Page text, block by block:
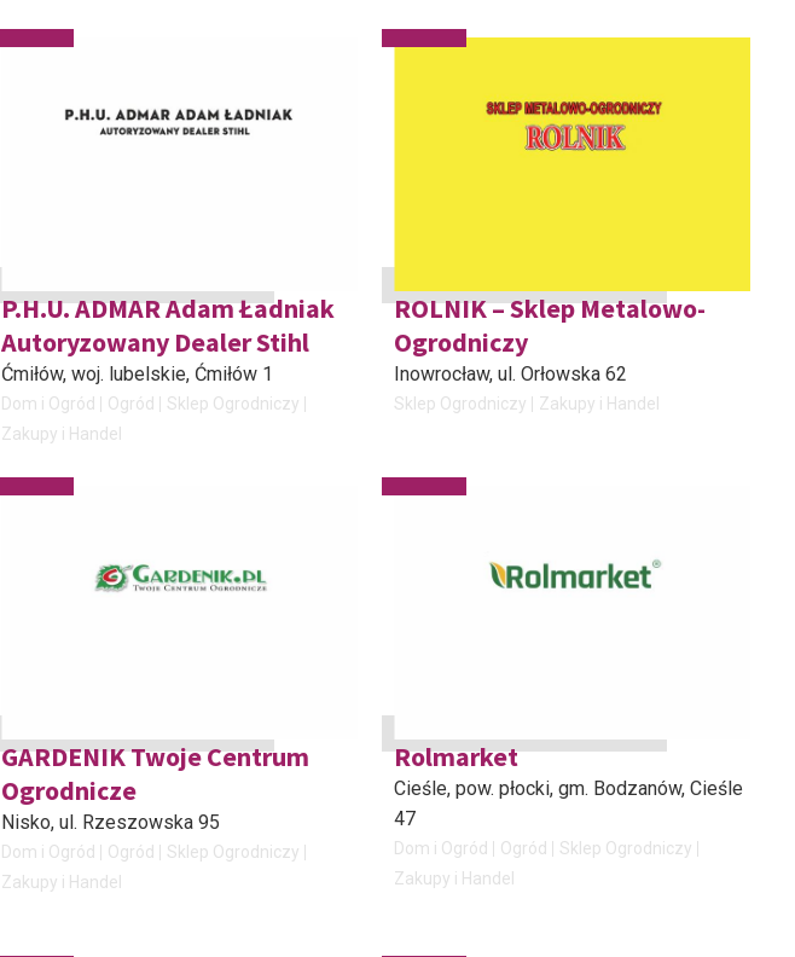
P.H.U. ADMAR Adam Ładniak
Autoryzowany Dealer Stihl
Ćmiłów, woj. lubelskie, Ćmiłów 1
Dom i Ogród Ogród
Sklep Ogrodniczy
Zakupy i Handel
ROLNIK – Sklep Metalowo-
Ogrodniczy
Inowrocław, ul. Orłowska 62
Sklep Ogrodniczy Zakupy i Handel
GARDENIK Twoje Centrum
Ogrodnicze
Nisko, ul. Rzeszowska 95
Dom i Ogród Ogród
Sklep Ogrodniczy
Zakupy i Handel
Rolmarket
Cieśle, pow. płocki, gm. Bodzanów, Cieśle
47
Dom i Ogród Ogród
Sklep Ogrodniczy
Zakupy i Handel